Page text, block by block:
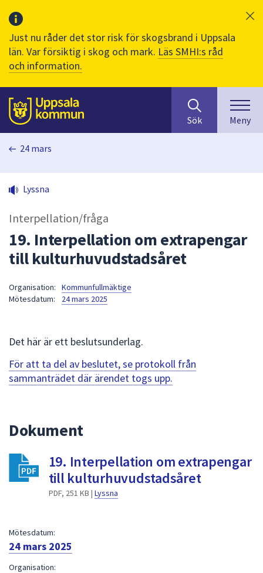
Just nu råder det stor risk för skogsbrand i Uppsala
län. Var försiktig i skog och mark. Läs SMHI:s råd
och information.
Till sidans
huvudinnehåll
efter
innehåll
på
sökfältet
kommer
sökförslag
för
att
navigera
för
att
Sök Meny
24 mars
Lyssna
Interpellation/fråga
19. Interpellation om extrapengar
till kulturhuvudstadsåret
Organisation:
Kommunfullmäktige
Mötesdatum:
24 mars 2025
Det här är ett beslutsunderlag.
För att ta del av beslutet, se protokoll från
sammanträdet där ärendet togs upp.
Dokument
19. Interpellation om extrapengar
till kulturhuvudstadsåret
PDF, 251 KB | Lyssna
Mötesdatum:
24 mars 2025
Organisation: